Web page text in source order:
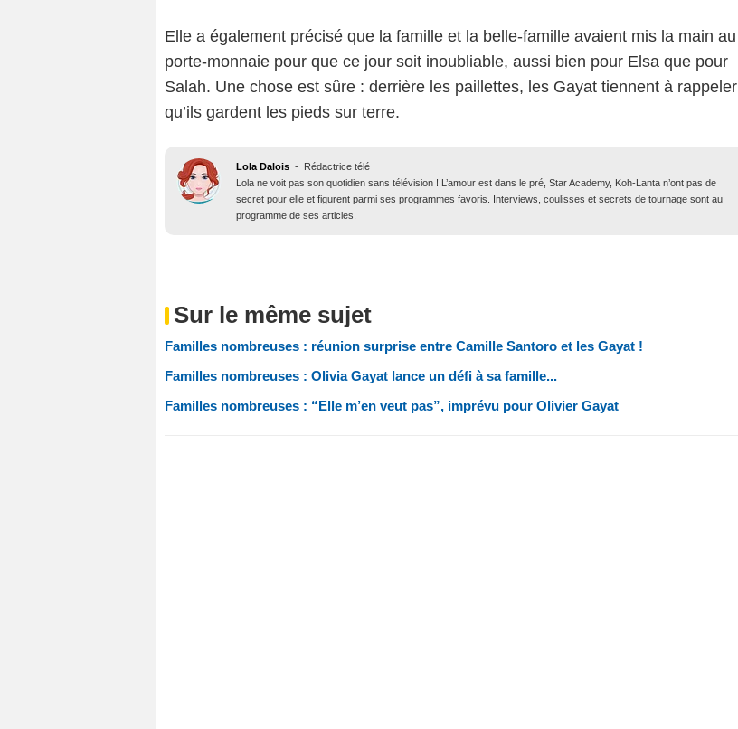
Elle a également précisé que la famille et la belle-famille avaient mis la main au
porte-monnaie pour que ce jour soit inoubliable, aussi bien pour Elsa que pour
Salah. Une chose est sûre : derrière les paillettes, les Gayat tiennent à rappeler
qu’ils gardent les pieds sur terre.
Lola Dalois - Rédactrice télé
Lola ne voit pas son quotidien sans télévision ! L’amour est dans le pré, Star Academy, Koh-Lanta n’ont pas de
secret pour elle et figurent parmi ses programmes favoris. Interviews, coulisses et secrets de tournage sont au
programme de ses articles.
Sur le même sujet
Familles nombreuses : réunion surprise entre Camille Santoro et les Gayat !
Familles nombreuses : Olivia Gayat lance un défi à sa famille...
Familles nombreuses : “Elle m’en veut pas”, imprévu pour Olivier Gayat